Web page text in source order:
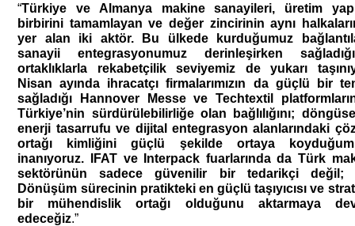
“Türkiye ve Almanya makine sanayileri, üretim
birbirini tamamlayan ve değer zincirinin aynı
yer alan iki aktör. Bu ülkede kurduğumuz
sanayii entegrasyonumuz derinleşirken
ortaklıklarla rekabetçilik seviyemiz de yukarı
Nisan ayında ihracatçı firmalarımızın da güçlü bir
sağladığı Hannover Messe ve Techtextil
Türkiye’nin sürdürülebilirliğe olan bağlılığını;
enerji tasarrufu ve dijital entegrasyon alanlarındaki
ortağı kimliğini güçlü şekilde ortaya
inanıyoruz. IFAT ve Interpack fuarlarında da Türk
sektörünün sadece güvenilir bir tedarikçi değil;
Dönüşüm sürecinin pratikteki en güçlü taşıyıcısı ve
bir mühendislik ortağı olduğunu aktarmaya
edeceğiz.”